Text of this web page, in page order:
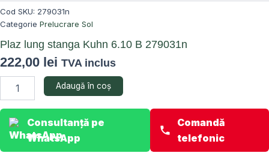
Cod SKU: 279031n
Categorie Prelucrare Sol
Plaz lung stanga Kuhn 6.10 B 279031n
222,00 lei TVA inclus
stanga
Kuhn
6.10
B
Adaugă în coș
Consultanță pe
WhatsApp
Comandă
telefonic